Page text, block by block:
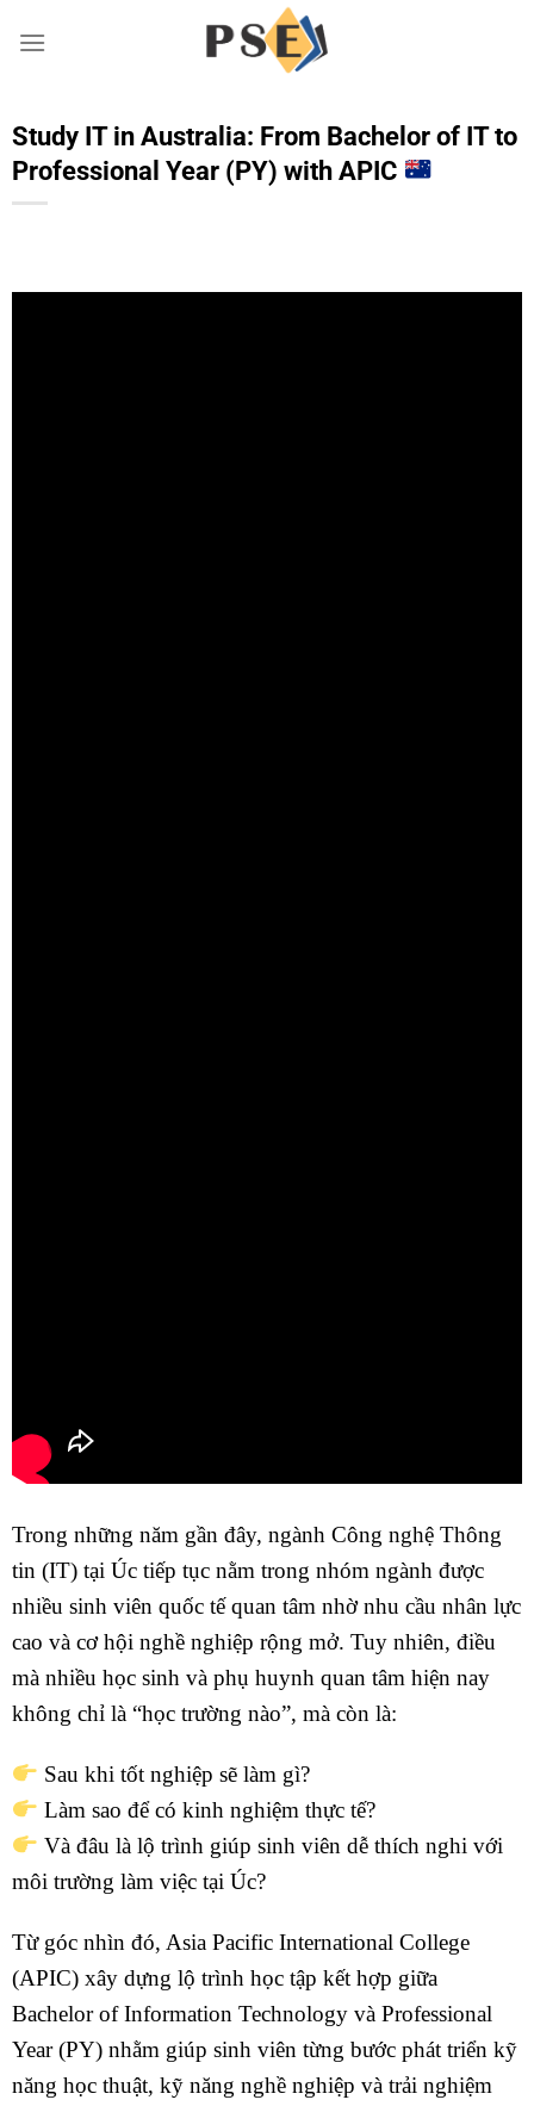
đến
Study IT in Australia: From Bachelor of IT to
Professional Year (PY) with APIC
Trong những năm gần đây, ngành Công nghệ Thông
tin (IT) tại Úc tiếp tục nằm trong nhóm ngành được
nhiều sinh viên quốc tế quan tâm nhờ nhu cầu nhân lực
cao và cơ hội nghề nghiệp rộng mở. Tuy nhiên, điều
mà nhiều học sinh và phụ huynh quan tâm hiện nay
không chỉ là “học trường nào”, mà còn là:
Sau khi tốt nghiệp sẽ làm gì?
Làm sao để có kinh nghiệm thực tế?
Và đâu là lộ trình giúp sinh viên dễ thích nghi với
môi trường làm việc tại Úc?
Từ góc nhìn đó, Asia Pacific International College
(APIC) xây dựng lộ trình học tập kết hợp giữa
Bachelor of Information Technology và Professional
Year (PY) nhằm giúp sinh viên từng bước phát triển kỹ
năng học thuật, kỹ năng nghề nghiệp và trải nghiệm